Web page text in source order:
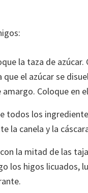
la taza de
el azúcar se
Coloque en
todos los
la canela y la
la mitad de las
los higos licuados,